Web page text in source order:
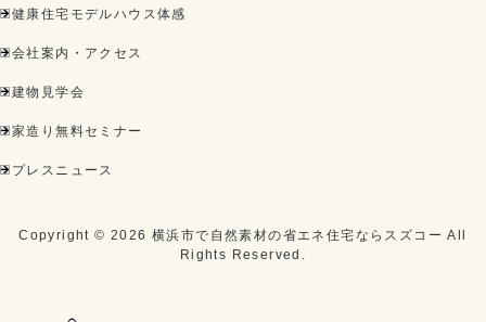
健康住宅モデルハウス体感
会社案内・アクセス
建物見学会
家造り無料セミナー
プレスニュース
Copyright ©2026横浜市で自然素材の省エネ住宅ならスズコー All
Rights Reserved.